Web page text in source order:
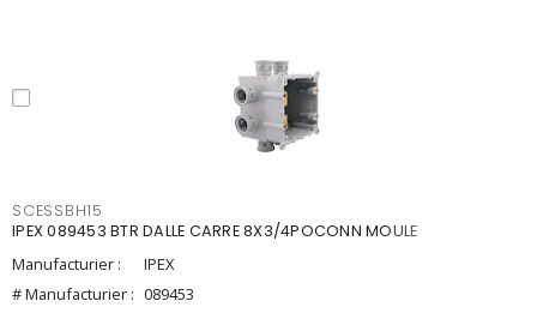
SCESSBH15
IPEX 089453 BTR DALLE CARRE 8X3/4POCONN MOULE
Manufacturier :
IPEX
# Manufacturier : 089453